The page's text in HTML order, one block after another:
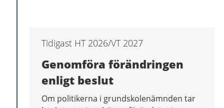
Tidigast HT 2026/VT 2027
Genomföra förändringen
enligt beslut
Om politikerna i grundskolenämnden tar